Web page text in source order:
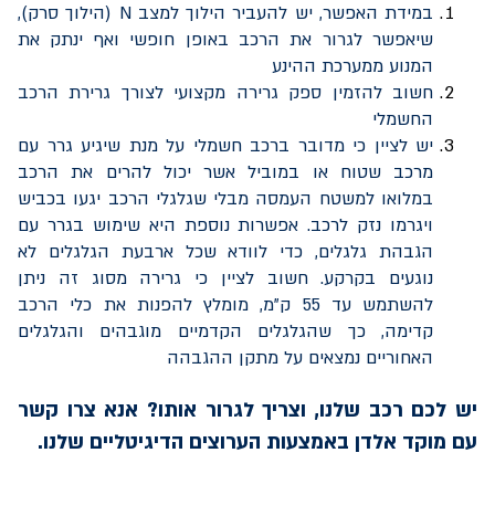
במידת האפשר, יש להעביר הילוך למצבN (הילוך סרק),
שיאפשר לגרור את הרכב באופן חופשי ואף ינתק את
המנוע ממערכת ההינע
חשוב להזמין ספק גרירה מקצועי לצורך גרירת הרכב
החשמלי
יש לציין כי מדובר ברכב חשמלי על מנת שיגיע גרר עם
מרכב שטוח או במוביל אשר יכול להרים את הרכב
במלואו למשטח העמסה מבלי שגלגלי הרכב יגעו בכביש
ויגרמו נזק לרכב. אפשרות נוספת היא שימוש בגרר עם
הגבהת גלגלים, כדי לוודא שכל ארבעת הגלגלים לא
נוגעים בקרקע. חשוב לציין כי גרירה מסוג זה ניתן
להשתמש עד 55 ק"מ, מומלץ להפנות את כלי הרכב
קדימה, כך שהגלגלים הקדמיים מוגבהים והגלגלים
האחוריים נמצאים על מתקן ההגבהה
יש לכם רכב שלנו, וצריך לגרור אותו? אנא צרו קשר
עם מוקד אלדן באמצעות הערוצים הדיגיטליים שלנו.